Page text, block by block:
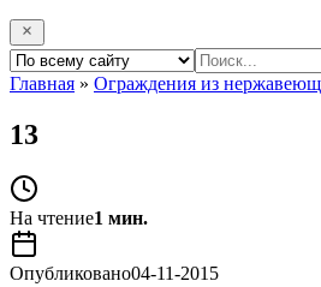
Главная » Ограждения из
13
На чтение1 мин.
Опубликовано04-11-2015